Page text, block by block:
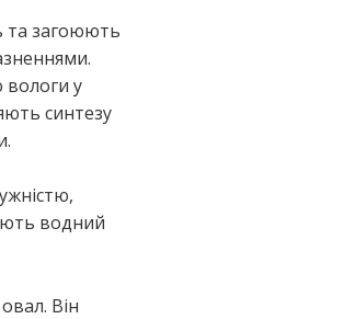
та загоюють
у
синтезу
водний
Він